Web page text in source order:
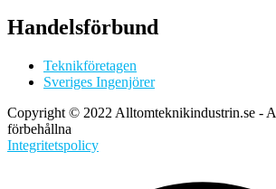
Handelsförbund
Teknikföretagen
Sveriges Ingenjörer
Copyright © 2022 Alltomteknikindustrin.se -
förbehållna
Integritetspolicy